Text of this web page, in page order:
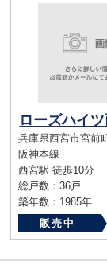
ローズハイ
兵庫県西宮市宮前
阪神本線
西宮駅 徒歩10分
総戸数：36戸
築年数：1985年
販売中